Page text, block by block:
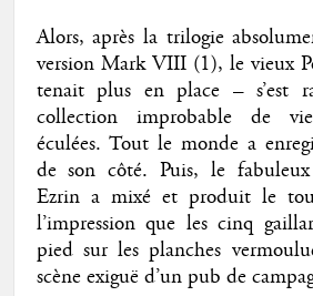
Alors, après la trilogie
version Mark VIII (1), le vieux
tenait plus en place – s’est
collection improbable de
éculées. Tout le monde a
de son côté. Puis, le
Ezrin a mixé et produit le
l’impression que les cinq
pied sur les planches
scène exiguë d’un pub de